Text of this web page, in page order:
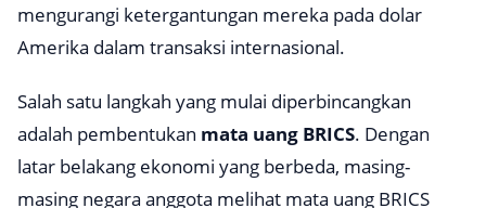
mengurangi ketergantungan mereka pada dolar
Amerika dalam transaksi internasional.
Salah satu langkah yang mulai diperbincangkan
adalah pembentukan mata uang BRICS. Dengan
latar belakang ekonomi yang berbeda, masing-
masing negara anggota melihat mata uang BRICS